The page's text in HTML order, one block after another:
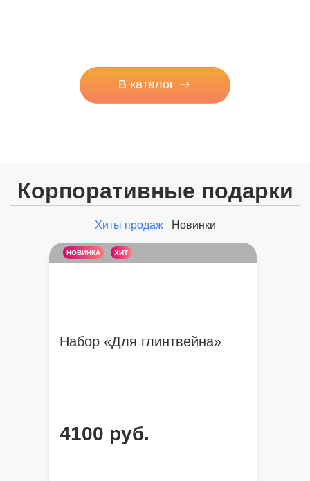
В каталог
Корпоративные подарки
Хиты продаж Новинки
НОВИНКА ХИТ
Набор «Для глинтвейна»
4100 руб.